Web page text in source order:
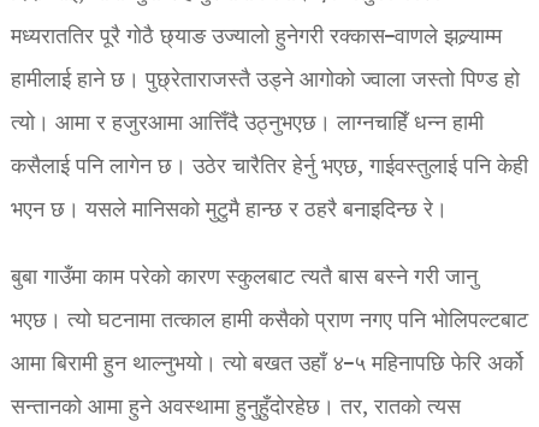
मध्यराततिर पूरै गोठै छ्याङ उज्यालो हुनेगरी रक्कास–वाणले झल्र्याम्म
हामीलाई हाने छ। पुछ्रेताराजस्तै उड्ने आगोको ज्वाला जस्तो पिण्ड हो
त्यो। आमा र हजुरआमा आत्तिँदै उठ्नुभएछ। लाग्नचाहिँ धन्न हामी
कसैलाई पनि लागेन छ। उठेर चारैतिर हेर्नु भएछ, गाईवस्तुलाई पनि केही
भएन छ। यसले मानिसको मुटुमै हान्छ र ठहरै बनाइदिन्छ रे।
बुबा गाउँमा काम परेको कारण स्कुलबाट त्यतै बास बस्ने गरी जानु
भएछ। त्यो घटनामा तत्काल हामी कसैको प्राण नगए पनि भोलिपल्टबाट
आमा बिरामी हुन थाल्नुभयो। त्यो बखत उहाँ ४–५ महिनापछि फेरि अर्को
सन्तानको आमा हुने अवस्थामा हुनुहुँदोरहेछ। तर, रातको त्यस